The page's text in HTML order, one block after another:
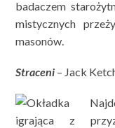
badaczem
mistycznych
masonów.
Straceni – Jack
igrająca z